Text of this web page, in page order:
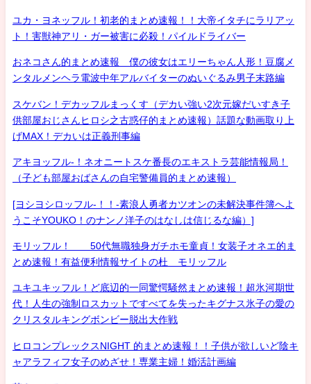
ユカ・ヨネッフル！初老的まとめ速報！！大帝イタチにラリアッ
ト！害獣神アリ・ガー被害に必殺！パイルドライバー
おネコさん的まとめ速報 僕の彼女はエリーちゃん人形！豆腐メ
ンタルメンヘラ電波中年アルバイターのぬいぐるみ男子末路編
スケバン！デカッフルまっくす（デカい強い2次元嫁だいすき子
供部屋おじさんヒロシ之古惑仔的まとめ速報）話題な動画取り上
げMAX！デカいは正義刑事編
アキヨッフル-！ネオニートスケ番長のエキストラ芸能情報局！
（子ども部屋おばさんの自宅警備員的まとめ速報）
[ヨシヨシロッフル-！！-素浪人勇者カツオンの未解決事件簿へよ
うこそYOUKO！のナンノ洋子のはなしは信じるな編）]
モリッフル！ 50代無職独身ガチホモ童貞！女装子オネエ的ま
とめ速報！有益便利情報サイトの杜 モリッフル
ユキユキッフル！ど底辺的一同驚愕騒然まとめ速報！超氷河期世
代！人生の強制ロスカットですべてを失ったキグナス氷子の愛の
クリスタルキングボンビー脱出大作戦
ヒロコンプレックスNIGHT 的まとめ速報！！子供が欲しいど陰キ
ャアラフィフ女子のめざせ！専業主婦！婚活計画編